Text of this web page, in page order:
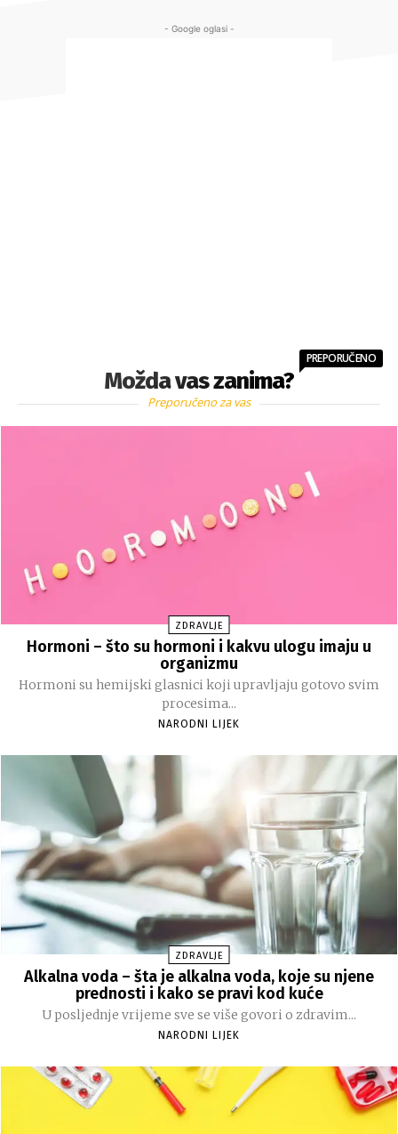
- Google oglasi -
Možda vas zanima?
PREPORUČENO
Preporučeno za vas
ZDRAVLJE
Hormoni – što su hormoni i kakvu ulogu imaju u
organizmu
Hormoni su hemijski glasnici koji upravljaju gotovo svim
procesima...
NARODNI LIJEK
ZDRAVLJE
Alkalna voda – šta je alkalna voda, koje su njene
prednosti i kako se pravi kod kuće
U posljednje vrijeme sve se više govori o zdravim...
NARODNI LIJEK